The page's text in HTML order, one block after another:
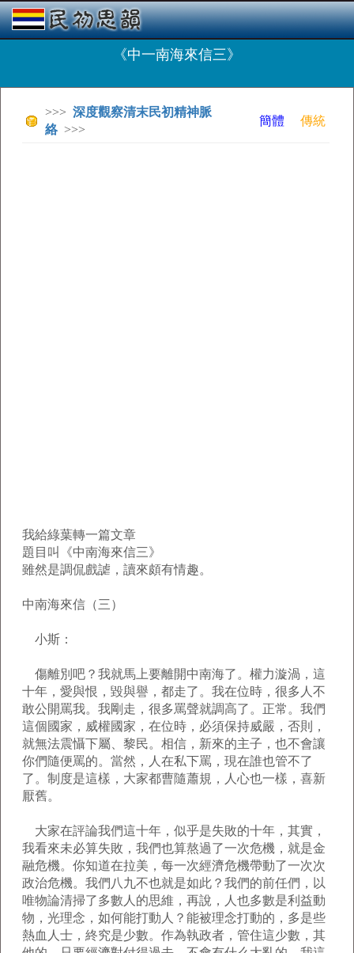
《中一南海來信三》
>>> 深度觀察清末民初精神脈
絡 >>>
簡體 傳統
我給綠葉轉一篇文章
題目叫《中南海來信三》
雖然是調侃戲謔，讀來頗有情趣。
中南海來信（三）
小斯：
傷離別吧？我就馬上要離開中南海了。權力漩渦，這
十年，愛與恨，毀與譽，都走了。我在位時，很多人不
敢公開罵我。我剛走，很多罵聲就調高了。正常。我們
這個國家，威權國家，在位時，必須保持威嚴，否則，
就無法震懾下屬、黎民。相信，新來的主子，也不會讓
你們隨便罵的。當然，人在私下罵，現在誰也管不了
了。制度是這樣，大家都曹隨蕭規，人心也一樣，喜新
厭舊。
大家在評論我們這十年，似乎是失敗的十年，其實，
我看來未必算失敗，我們也算熬過了一次危機，就是金
融危機。你知道在拉美，每一次經濟危機帶動了一次次
政治危機。我們八九不也就是如此？我們的前任們，以
唯物論清掃了多數人的思維，再說，人也多數是利益動
物，光理念，如何能打動人？能被理念打動的，多是些
熱血人士，終究是少數。作為執政者，管住這少數，其